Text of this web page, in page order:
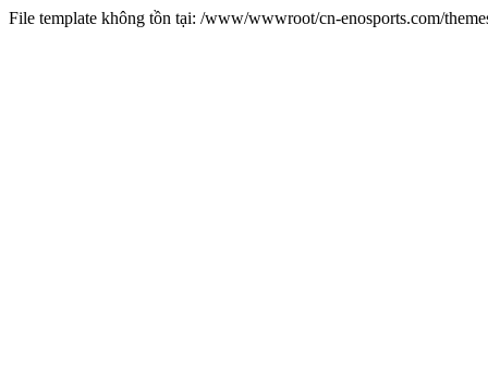
File template không tồn tại: /www/wwwroot/cn-enosports.com/